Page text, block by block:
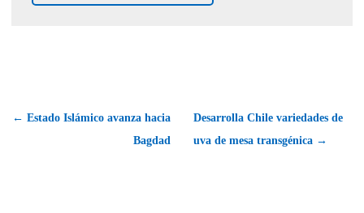
← Estado Islámico avanza hacia
Bagdad
Desarrolla Chile variedades de
uva de mesa transgénica →